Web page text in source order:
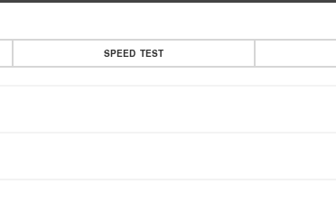
SPEED TEST